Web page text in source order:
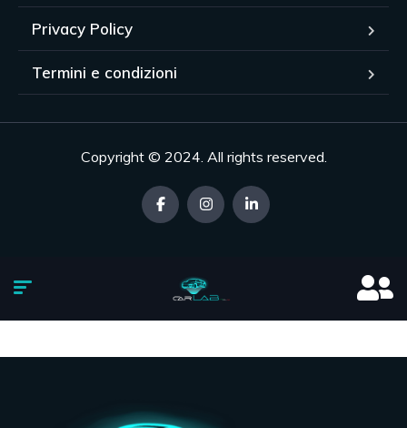
Privacy Policy
Termini e condizioni
Copyright © 2024. All rights reserved.